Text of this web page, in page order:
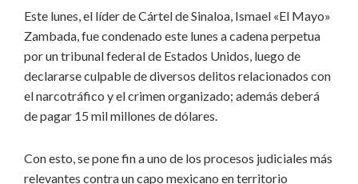
Este lunes, el líder de Cártel de Sinaloa, Ismael «El Mayo»
Zambada, fue condenado este lunes a cadena perpetua
por un tribunal federal de Estados Unidos, luego de
declararse culpable de diversos delitos relacionados con
el narcotráfico y el crimen organizado; además deberá
de pagar 15 mil millones de dólares.
Con esto, se pone fin a uno de los procesos judiciales más
relevantes contra un capo mexicano en territorio